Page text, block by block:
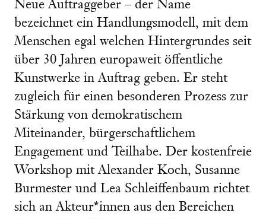
Neue Auftraggeber – der Name
bezeichnet ein Handlungsmodell, mit dem
Menschen egal welchen Hintergrundes seit
über 30 Jahren europaweit öffentliche
Kunstwerke in Auftrag geben. Er steht
zugleich für einen besonderen Prozess zur
Stärkung von demokratischem
Miteinander, bürgerschaftlichem
Engagement und Teilhabe. Der kostenfreie
Workshop mit Alexander Koch, Susanne
Burmester und Lea Schleiffenbaum richtet
sich an Akteur*innen aus den Bereichen